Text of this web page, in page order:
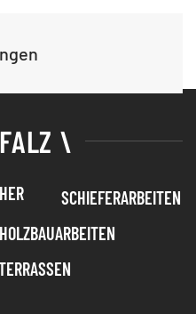
\
SCHIEFERARBEITEN
HOLZBAUARBEITEN